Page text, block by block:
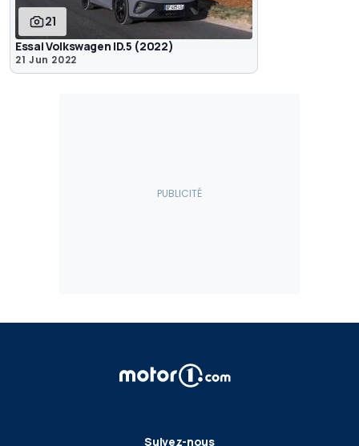
21
Essai Volkswagen ID.5 (2022)
21 Jun 2022
Suivez-nous